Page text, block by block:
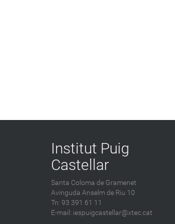
Institut Puig
Castellar
Santa Coloma de Gramenet
Avinguda Anselm de Riu 10
Tn: 93 391 61 11
E-mail: iespuigcastellar@xtec.cat